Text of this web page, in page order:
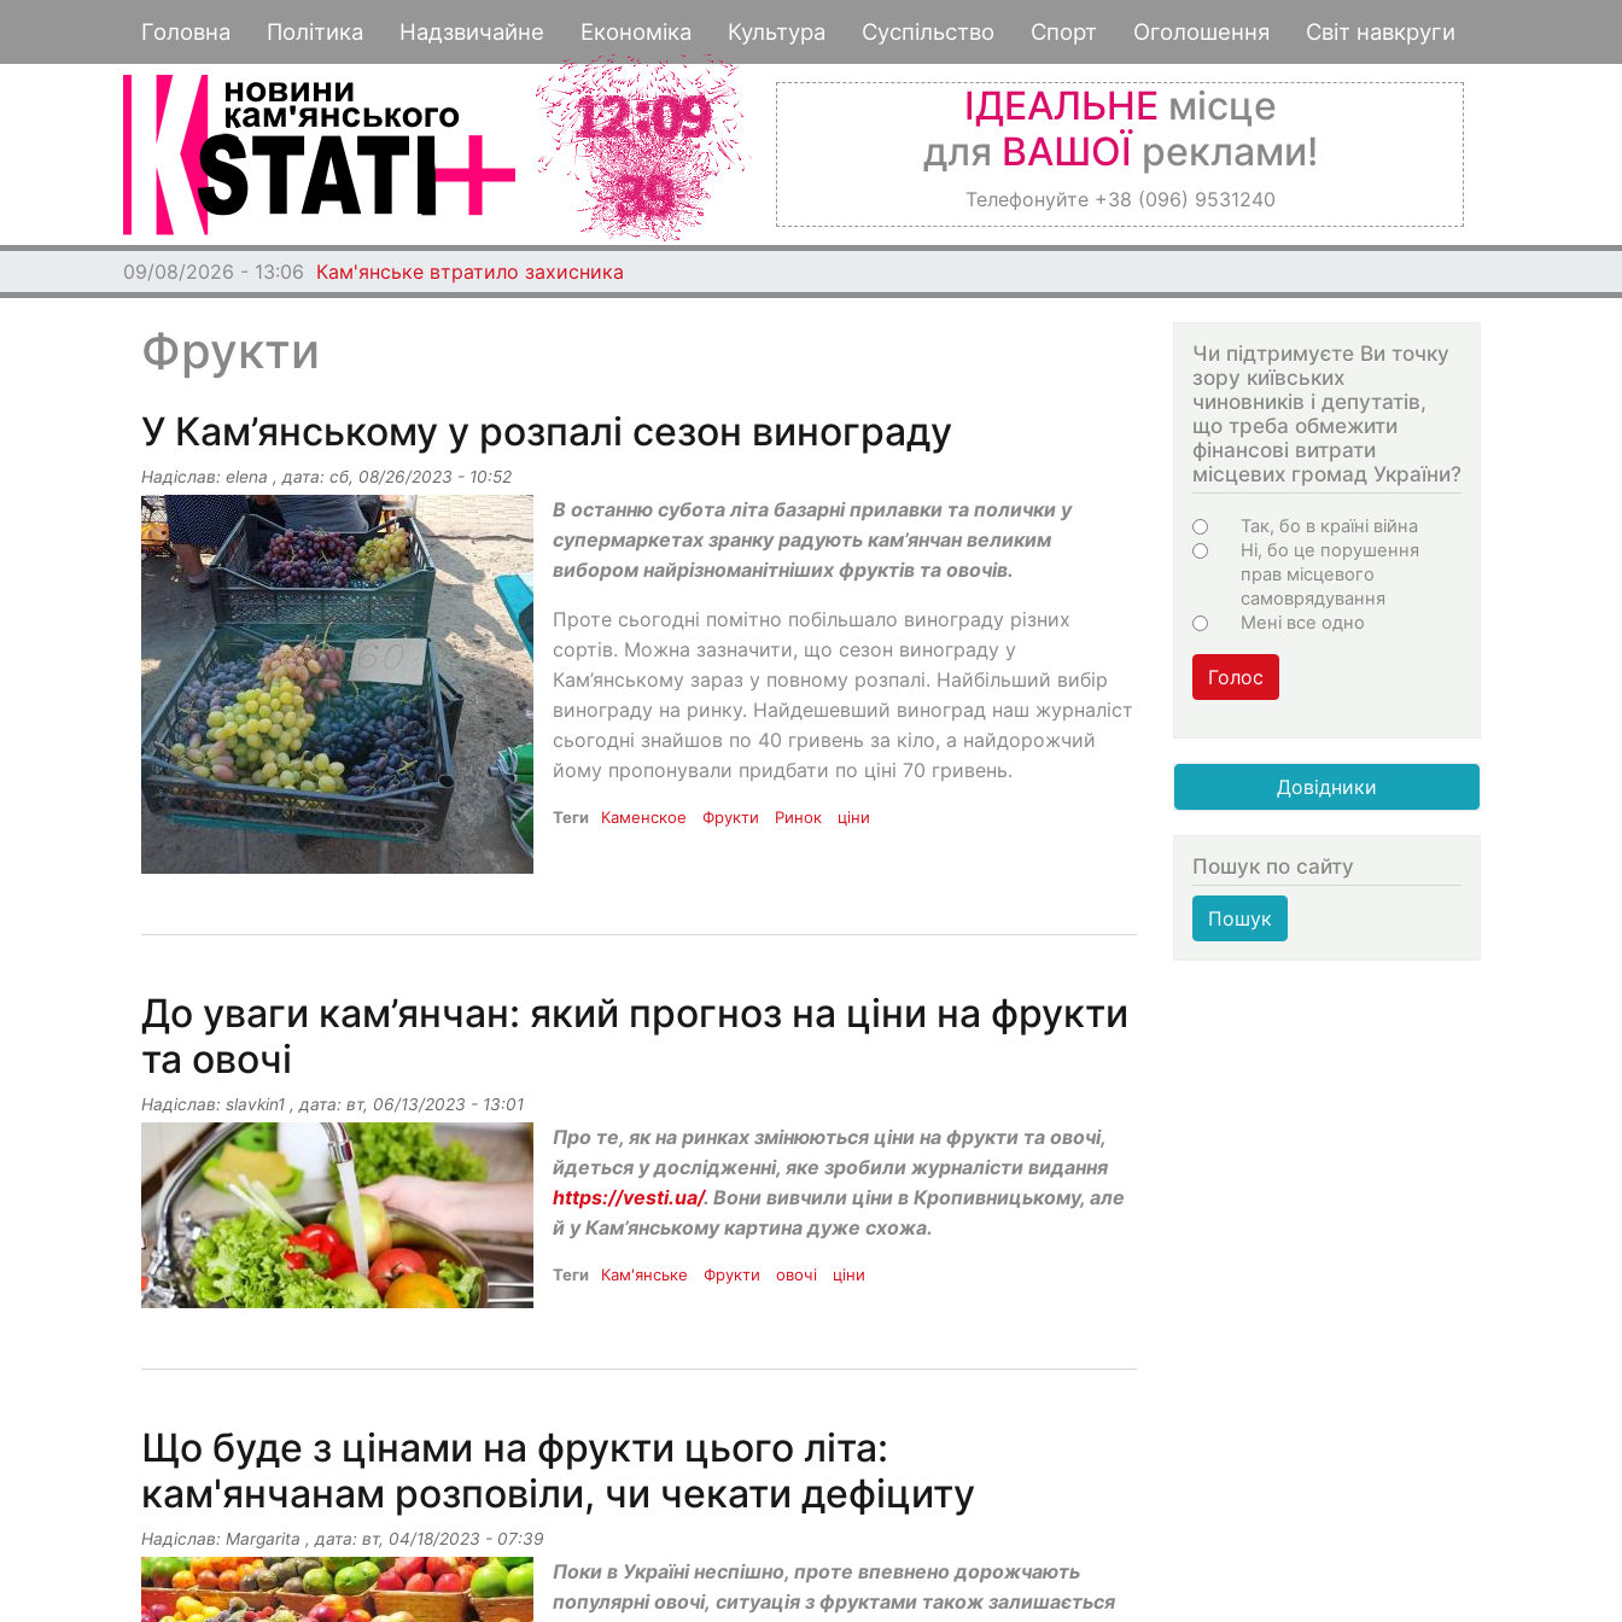
до
основного
Основная навигация
Головна Політика Надзвичайне Економіка Культура Суспільство Спорт Оголошення Світ навкруги
ІДЕАЛЬНЕ місце
для ВАШОЇ реклами!
Телефонуйте +38 (096) 9531240
09/08/2026 - 13:06 Кам'янське втратило захисника
Фрукти
У Кам’янському у розпалі сезон винограду
Надіслав: elena , дата: сб, 08/26/2023 - 10:52
В останню субота літа базарні прилавки та полички у
супермаркетах зранку радують кам’янчан великим
вибором найрізноманітніших фруктів та овочів.
Проте сьогодні помітно побільшало винограду різних
сортів. Можна зазначити, що сезон винограду у
Кам’янському зараз у повному розпалі. Найбільший вибір
винограду на ринку. Найдешевший виноград наш журналіст
сьогодні знайшов по 40 гривень за кіло, а найдорожчий
йому пропонували придбати по ціні 70 гривень.
Теги Каменское Фрукти Ринок ціни
До уваги кам’янчан: який прогноз на ціни на фрукти
та овочі
Надіслав: slavkin1 , дата: вт, 06/13/2023 - 13:01
Про те, як на ринках змінюються ціни на фрукти та овочі,
йдеться у дослідженні, яке зробили журналісти видання
https://vesti.ua/. Вони вивчили ціни в Кропивницькому, але
й у Кам’янському картина дуже схожа.
Теги Кам'янське Фрукти овочі ціни
Що буде з цінами на фрукти цього літа:
кам'янчанам розповіли, чи чекати дефіциту
Надіслав: Margarita , дата: вт, 04/18/2023 - 07:39
Поки в Україні неспішно, проте впевнено дорожчають
популярні овочі, ситуація з фруктами також залишається
Чи підтримуєте Ви точку
зору київських
чиновників і депутатів,
що треба обмежити
фінансові витрати
місцевих громад України?
Варіанти
Так, бо в країні війна
Ні, бо це порушення
прав місцевого
самоврядування
Мені все одно
Голос
Довідники
Пошук по сайту
Пошук